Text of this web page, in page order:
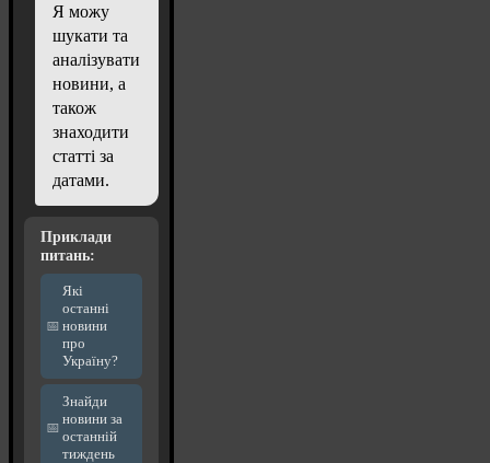
Я можу
шукати та
аналізувати
новини, а
також
знаходити
статті за
датами.
Приклади
питань:
Які
останні
новини
про
Україну?
Знайди
новини за
останній
тиждень